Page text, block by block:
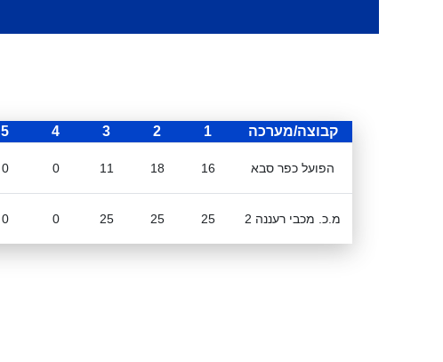
קבוצה/מערכה 1
2
3
4
5
הפועל כפר סבא 16
18
11
0
0
מ.כ. מכבי רעננה 2 25
25
25
0
0